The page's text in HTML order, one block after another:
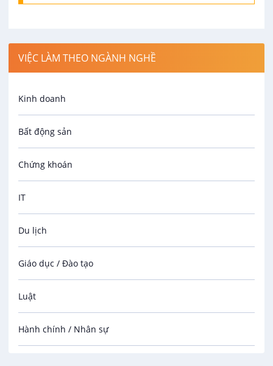
VIỆC LÀM THEO NGÀNH NGHỀ
Kinh doanh
Bất động sản
Chứng khoán
IT
Du lịch
Giáo dục / Đào tạo
Luật
Hành chính / Nhân sự